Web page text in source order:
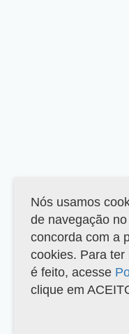
Nós usamos
de navegação
concorda com a
cookies. Para
é feito, acesse
clique em